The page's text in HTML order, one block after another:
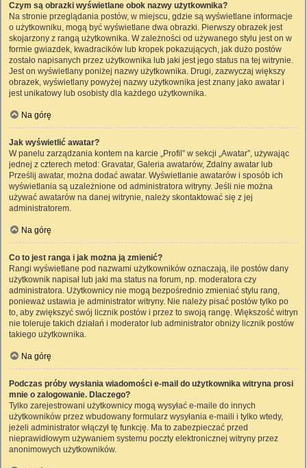
Czym są obrazki wyświetlane obok nazwy użytkownika?
Na stronie przeglądania postów, w miejscu, gdzie są wyświetlane informacje
o użytkowniku, mogą być wyświetlane dwa obrazki. Pierwszy obrazek jest
skojarzony z rangą użytkownika. W zależności od używanego stylu jest on w
formie gwiazdek, kwadracików lub kropek pokazujących, jak dużo postów
zostało napisanych przez użytkownika lub jaki jest jego status na tej witrynie.
Jest on wyświetlany poniżej nazwy użytkownika. Drugi, zazwyczaj większy
obrazek, wyświetlany powyżej nazwy użytkownika jest znany jako awatar i
jest unikatowy lub osobisty dla każdego użytkownika.
Na górę
Jak wyświetlić awatar?
W panelu zarządzania kontem na karcie „Profil” w sekcji „Awatar”, używając
jednej z czterech metod: Gravatar, Galeria awatarów, Zdalny awatar lub
Prześlij awatar, można dodać awatar. Wyświetlanie awatarów i sposób ich
wyświetlania są uzależnione od administratora witryny. Jeśli nie można
używać awatarów na danej witrynie, należy skontaktować się z jej
administratorem.
Na górę
Co to jest ranga i jak można ją zmienić?
Rangi wyświetlane pod nazwami użytkowników oznaczają, ile postów dany
użytkownik napisał lub jaki ma status na forum, np. moderatora czy
administratora. Użytkownicy nie mogą bezpośrednio zmieniać stylu rang,
ponieważ ustawia je administrator witryny. Nie należy pisać postów tylko po
to, aby zwiększyć swój licznik postów i przez to swoją rangę. Większość witryn
nie toleruje takich działań i moderator lub administrator obniży licznik postów
takiego użytkownika.
Na górę
Podczas próby wysłania wiadomości e-mail do użytkownika witryna prosi
mnie o zalogowanie. Dlaczego?
Tylko zarejestrowani użytkownicy mogą wysyłać e-maile do innych
użytkowników przez wbudowany formularz wysyłania e-maili i tylko wtedy,
jeżeli administrator włączył tę funkcję. Ma to zabezpieczać przed
nieprawidłowym używaniem systemu poczty elektronicznej witryny przez
anonimowych użytkowników.